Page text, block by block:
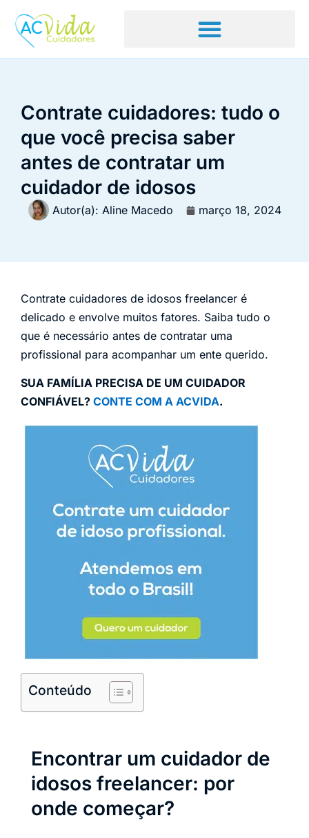
Contrate cuidadores: tudo o
que você precisa saber
antes de contratar um
cuidador de idosos
Autor(a): Aline Macedo março 18, 2024
Contrate cuidadores de idosos freelancer é
delicado e envolve muitos fatores. Saiba tudo o
que é necessário antes de contratar uma
profissional para acompanhar um ente querido.
SUA FAMÍLIA PRECISA DE UM CUIDADOR
CONFIÁVEL? CONTE COM A ACVIDA.
Conteúdo
Encontrar um cuidador de
idosos freelancer: por
onde começar?